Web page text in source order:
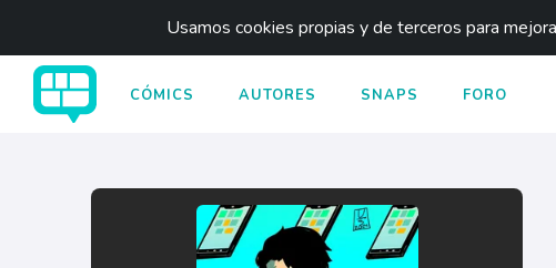
Usamos cookies propias y de terceros para
CÓMICS AUTORES SNAPS FORO